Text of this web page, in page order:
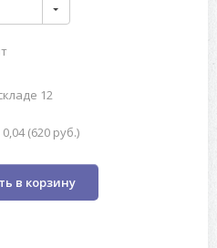
12
(620 руб.)
в корзину